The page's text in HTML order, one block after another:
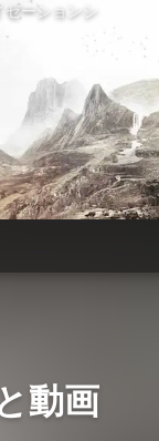
ーションシ
動画